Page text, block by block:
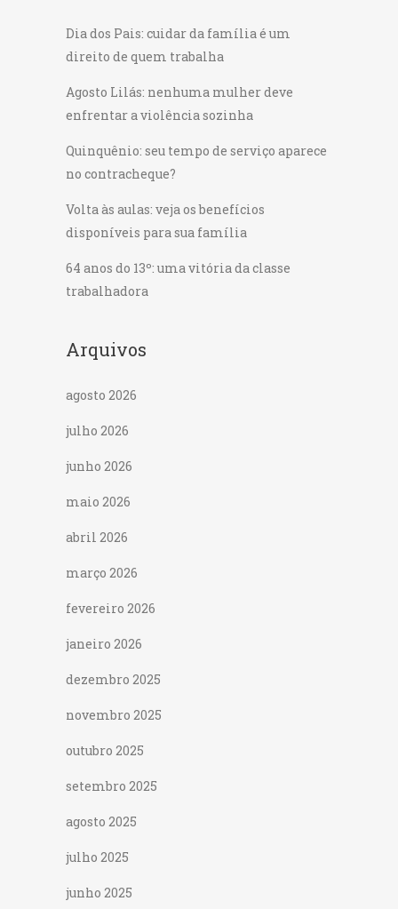
Dia dos Pais: cuidar da família é um
direito de quem trabalha
Agosto Lilás: nenhuma mulher deve
enfrentar a violência sozinha
Quinquênio: seu tempo de serviço aparece
no contracheque?
Volta às aulas: veja os benefícios
disponíveis para sua família
64 anos do 13º: uma vitória da classe
trabalhadora
Arquivos
agosto 2026
julho 2026
junho 2026
maio 2026
abril 2026
março 2026
fevereiro 2026
janeiro 2026
dezembro 2025
novembro 2025
outubro 2025
setembro 2025
agosto 2025
julho 2025
junho 2025